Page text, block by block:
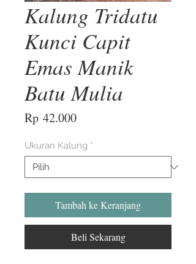
Kalung Tridatu
Kunci Capit
Emas Manik
Batu Mulia
Rp 42.000Harga
Ukuran Kalung *
Tambah ke Keranjang
Beli Sekarang